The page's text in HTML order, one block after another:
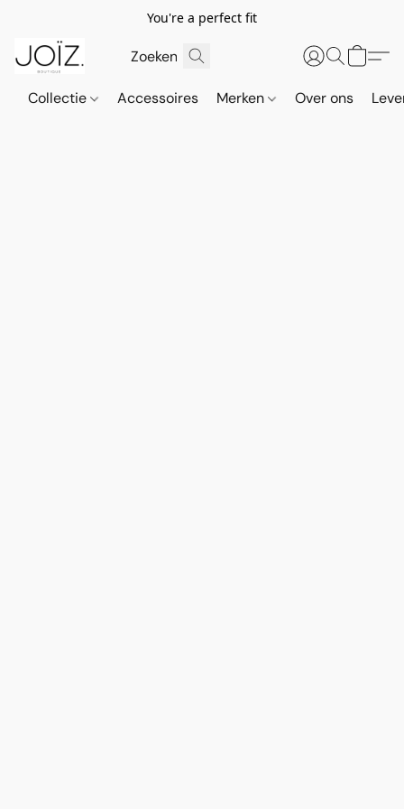
You're a perfect fit
Collectie Accessoires Merken Over ons